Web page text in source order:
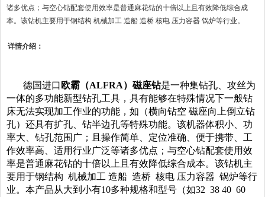
诸多优点；与空心钻配套使用效率是普通麻花钻的十倍以上且有效降低综合成
本。该钻机主要用于钢结构 机械加工 造船 造桥 核电 压力容器 锅炉等行业。
详情介绍：
德国进口 欧霸（ALFRA）磁座钻是一种集钻孔、攻丝为
一体的多功能新型钻孔工具，具有能够在特殊情况下一般钻
床无法实现加工作业的功能，如（横向钻空 磁座向上倒立钻
孔）还具有扩孔、钻半边孔等特殊功能。该机器体积小、功
率大、钻孔范围广；且操作简单、定位准确、便于携带、工
作效率高、适用行业广泛等诸多优点；与空心钻配套使用效
率是普通麻花钻的十倍以上且有效降低综合成本。该钻机主
要用于钢结构 机械加工 造船 造桥 核电 压力容器 锅炉等行
业。本产品从大到小有10多种规格和型号（如32 38 40 60